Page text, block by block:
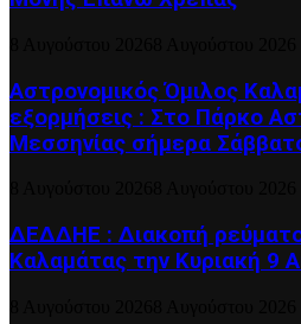
Αστρονομικός Όμιλος
εξορμήσεις : Στο Πάρκο
Μεσσηνίας σήμερα
ΔΕΔΔΗΕ : Διακοπή
Καλαμάτας την Κυριακή 9